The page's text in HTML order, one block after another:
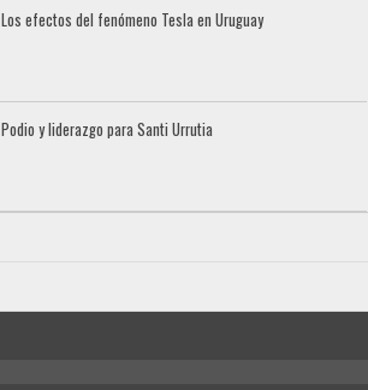
Los efectos del fenómeno Tesla en Uruguay
Podio y liderazgo para Santi Urrutia